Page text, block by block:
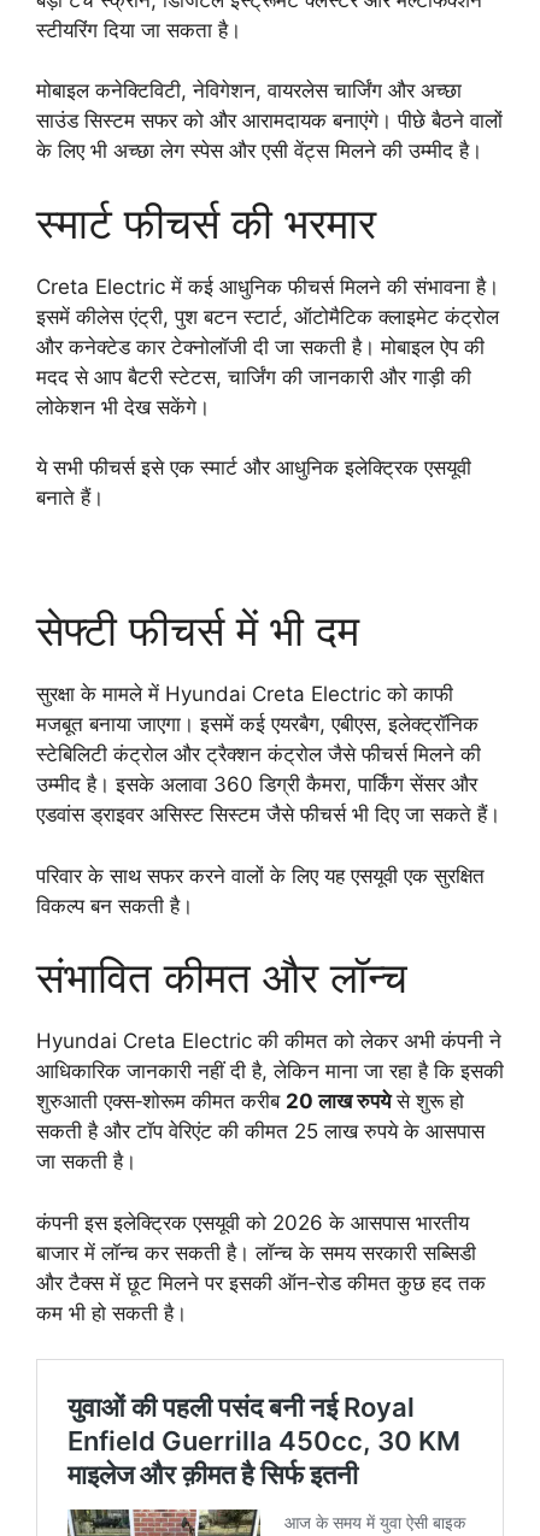
स्टीयरिंग दिया जा सकता है।
मोबाइल कनेक्टिविटी, नेविगेशन, वायरलेस चार्जिंग और अच्छा
साउंड सिस्टम सफर को और आरामदायक बनाएंगे। पीछे बैठने वालों
के लिए भी अच्छा लेग स्पेस और एसी वेंट्स मिलने की उम्मीद है।
स्मार्ट फीचर्स की भरमार
Creta Electric में कई आधुनिक फीचर्स मिलने की संभावना है।
इसमें कीलेस एंट्री, पुश बटन स्टार्ट, ऑटोमैटिक क्लाइमेट कंट्रोल
और कनेक्टेड कार टेक्नोलॉजी दी जा सकती है। मोबाइल ऐप की
मदद से आप बैटरी स्टेटस, चार्जिंग की जानकारी और गाड़ी की
लोकेशन भी देख सकेंगे।
ये सभी फीचर्स इसे एक स्मार्ट और आधुनिक इलेक्ट्रिक एसयूवी
बनाते हैं।
सेफ्टी फीचर्स में भी दम
सुरक्षा के मामले में Hyundai Creta Electric को काफी
मजबूत बनाया जाएगा। इसमें कई एयरबैग, एबीएस, इलेक्ट्रॉनिक
स्टेबिलिटी कंट्रोल और ट्रैक्शन कंट्रोल जैसे फीचर्स मिलने की
उम्मीद है। इसके अलावा 360 डिग्री कैमरा, पार्किंग सेंसर और
एडवांस ड्राइवर असिस्ट सिस्टम जैसे फीचर्स भी दिए जा सकते हैं।
परिवार के साथ सफर करने वालों के लिए यह एसयूवी एक सुरक्षित
विकल्प बन सकती है।
संभावित कीमत और लॉन्च
Hyundai Creta Electric की कीमत को लेकर अभी कंपनी ने
आधिकारिक जानकारी नहीं दी है, लेकिन माना जा रहा है कि इसकी
शुरुआती एक्स‑शोरूम कीमत करीब 20 लाख रुपयेसे शुरू हो
सकती है और टॉप वेरिएंट की कीमत 25 लाख रुपये के आसपास
जा सकती है।
कंपनी इस इलेक्ट्रिक एसयूवी को 2026 के आसपास भारतीय
बाजार में लॉन्च कर सकती है। लॉन्च के समय सरकारी सब्सिडी
और टैक्स में छूट मिलने पर इसकी ऑन‑रोड कीमत कुछ हद तक
कम भी हो सकती है।